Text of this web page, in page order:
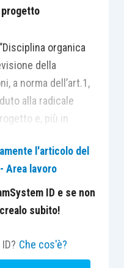
organica
della
a norma dell’art.1,
alla radicale
e, più in
alla luce
del Consiglio –
e tutte le
del precariato la
l'articolo del
Area lavoro
ID e se non
subito!
Che cos'è?